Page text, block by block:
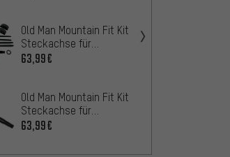
Old Man Mountain Fit Kit
Steckachse für
RockShox Rudy Gabeln
63,99€
Old Man Mountain Fit Kit
Steckachse für
Road/Gravel/Cross
63,99€